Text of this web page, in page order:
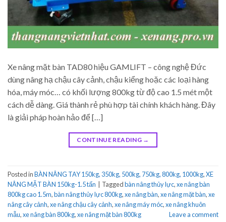
Xe nâng mặt bàn TAD80 hiệu GAMLIFT – công nghệ Đức
dùng nâng hạ chậu cây cảnh, chậu kiểng hoặc các loại hàng
hóa, máy móc… có khối lượng 800kg từ độ cao 1.5 mét một
cách dễ dàng. Giá thành rẻ phù hợp tài chính khách hàng. Đây
là giải pháp hoàn hảo để […]
CONTINUE READING →
Posted inBÀN NÂNG TAY 150kg, 350kg, 500kg, 750kg, 800kg, 1000kg,XE
NÂNG MẶT BÀN 150kg-1.5 tấn
Taggedbàn nâng thủy lực,xe nâng bàn
800kg cao 1.5m,bàn nâng thủy lực 800kg,xe nâng bàn,xe nâng mặt bàn,xe
nâng cây cảnh,xe nâng chậu cây cảnh,xe nâng máy móc,xe nâng khuôn
mẫu,xe nâng bàn 800kg,xe nâng mặt bàn 800kg Leave a comment